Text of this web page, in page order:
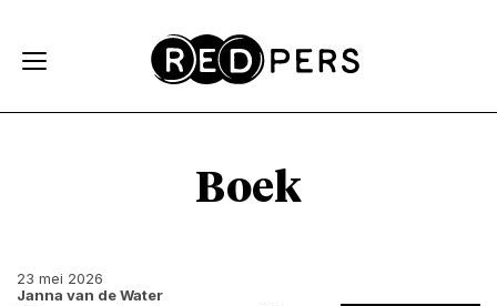
Boek
23 mei 2026
Janna van de Water